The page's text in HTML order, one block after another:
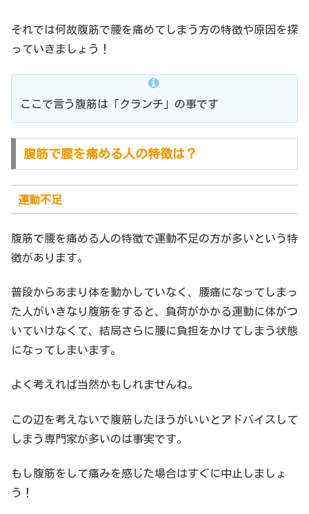
それでは何故腹筋で腰を痛めてしまう方の特徴や原因を探
っていきましょう！
ここで言う腹筋は「クランチ」の事です
腹筋で腰を痛める人の特徴は？
運動不足
腹筋で腰を痛める人の特徴で運動不足の方が多いという特
徴があります。
普段からあまり体を動かしていなく、腰痛になってしまっ
た人がいきなり腹筋をすると、負荷がかかる運動に体がつ
いていけなくて、結局さらに腰に負担をかけてしまう状態
になってしまいます。
よく考えれば当然かもしれませんね。
この辺を考えないで腹筋したほうがいいとアドバイスして
しまう専門家が多いのは事実です。
もし腹筋をして痛みを感じた場合はすぐに中止しましょ
う！